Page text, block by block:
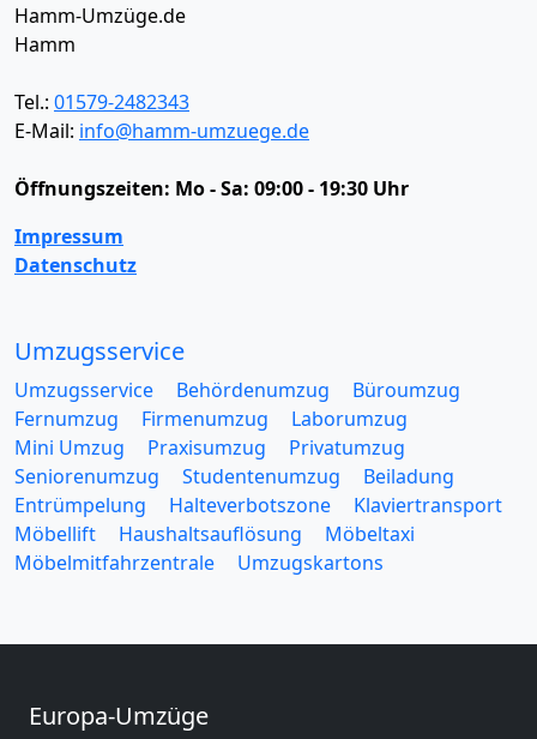
Hamm-Umzüge.de
Hamm
Tel.: 01579-2482343
E-Mail: info@hamm-umzuege.de
Öffnungszeiten: Mo - Sa: 09:00 - 19:30 Uhr
Impressum
Datenschutz
Umzugsservice
Umzugsservice Behördenumzug
Büroumzug
Fernumzug
Firmenumzug
Laborumzug
Mini Umzug
Praxisumzug
Privatumzug
Seniorenumzug
Studentenumzug
Beiladung
Entrümpelung
Halteverbotszone
Klaviertransport
Möbellift
Haushaltsauflösung
Möbeltaxi
Möbelmitfahrzentrale
Umzugskartons
Europa-Umzüge